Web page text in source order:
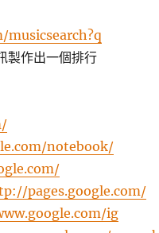
作出一個排行
notebook/
pages.google.com/
ig